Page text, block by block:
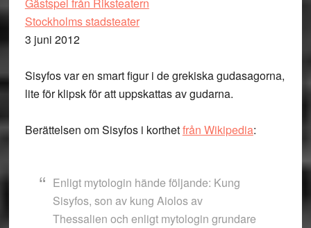
Stockholms stadsteater
3 juni 2012
Sisyfos var en smart figur i de grekiska gudasagorna,
lite för klipsk för att uppskattas av gudarna.
Berättelsen om Sisyfos i korthetfrån Wikipedia:
Enligt mytologin hände följande: Kung
Sisyfos, son av kung Aiolos av
Thessalien och enligt mytologin grundare